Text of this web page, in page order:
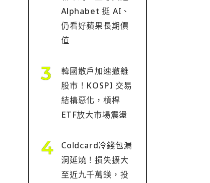
Alphabet 挺 AI、
仍看好蘋果長期價
值
韓國散戶加速撤離
股市！KOSPI 交易
結構惡化，槓桿
ETF放大市場震盪
Coldcard冷錢包漏
洞延燒！損失擴大
至近九千萬鎂，投